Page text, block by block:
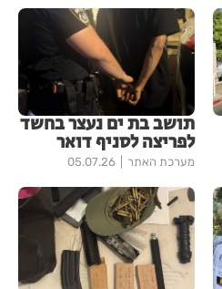
תושב בת ים נעצר בחשד
לפריצה לסניף דואר
מערכת האתר 05.07.26